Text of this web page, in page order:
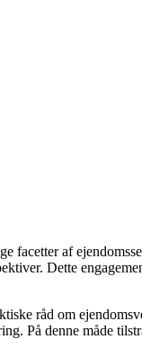
af
Dette
råd om
På denne måde